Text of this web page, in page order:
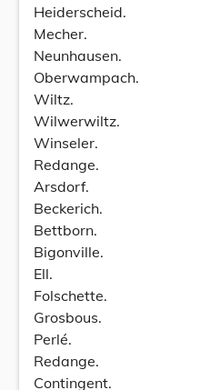
Heiderscheid.
Mecher.
Neunhausen.
Oberwampach.
Wiltz.
Wilwerwiltz.
Winseler.
Redange.
Arsdorf.
Beckerich.
Bettborn.
Bigonville.
Ell.
Folschette.
Grosbous.
Perlé.
Redange.
Contingent.